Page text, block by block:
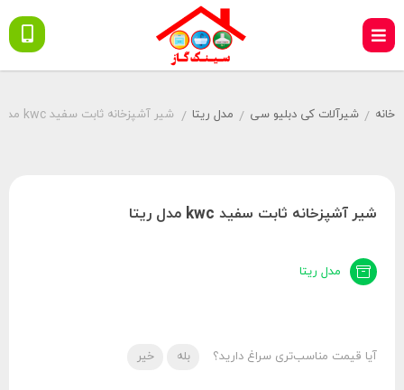
خانه / شیرآلات کی دبلیو سی / مدل ریتا / شیر آشپزخانه ثابت سفید kwc مدل ریتا
شیر آشپزخانه ثابت سفید kwc مدل ریتا
مدل ریتا
آیا قیمت مناسب‌تری سراغ دارید؟ بله خیر